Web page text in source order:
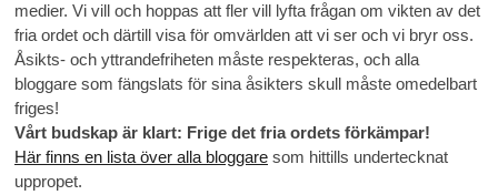
medier. Vi vill och hoppas att fler vill lyfta frågan om vikten av det
fria ordet och därtill visa för omvärlden att vi ser och vi bryr oss.
Åsikts- och yttrandefriheten måste respekteras, och alla
bloggare som fängslats för sina åsikters skull måste omedelbart
friges!
Vårt budskap är klart: Frige det fria ordets förkämpar!
Här finns en lista över alla bloggare som hittills undertecknat
uppropet.